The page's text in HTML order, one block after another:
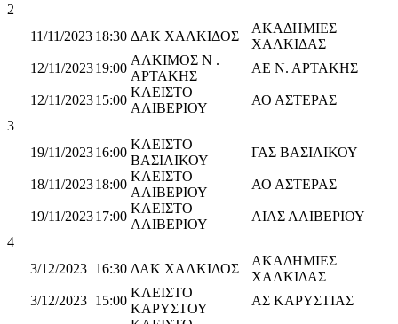
2
11/11/2023 18:30 ΔΑΚ ΧΑΛΚΙΔΟΣ
ΑΚΑΔΗΜΙΕΣ
ΧΑΛΚΙΔΑΣ
12/11/202319:00
ΑΛΚΙΜΟΣ Ν .
ΑΡΤΑΚΗΣ
ΑΕ Ν. ΑΡΤΑΚΗΣ
12/11/202315:00
ΚΛΕΙΣΤΟ
ΑΛΙΒΕΡΙΟΥ
ΑΟ ΑΣΤΕΡΑΣ
3
19/11/202316:00
ΚΛΕΙΣΤΟ
ΒΑΣΙΛΙΚΟΥ
ΓΑΣ ΒΑΣΙΛΙΚΟΥ
18/11/202318:00
ΚΛΕΙΣΤΟ
ΑΛΙΒΕΡΙΟΥ
ΑΟ ΑΣΤΕΡΑΣ
19/11/202317:00
ΚΛΕΙΣΤΟ
ΑΛΙΒΕΡΙΟΥ
ΑΙΑΣ ΑΛΙΒΕΡΙΟΥ
4
3/12/2023 16:30 ΔΑΚ ΧΑΛΚΙΔΟΣ
ΑΚΑΔΗΜΙΕΣ
ΧΑΛΚΙΔΑΣ
3/12/2023 15:00
ΚΛΕΙΣΤΟ
ΚΑΡΥΣΤΟΥ
ΑΣ ΚΑΡΥΣΤΙΑΣ